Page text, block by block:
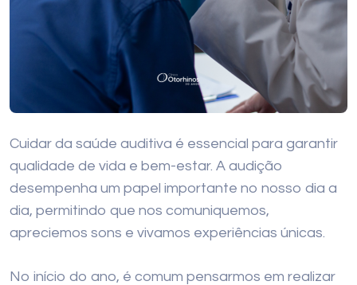
Cuidar da saúde auditiva é essencial para garantir
qualidade de vida e bem-estar. A audição
desempenha um papel importante no nosso dia a
dia, permitindo que nos comuniquemos,
apreciemos sons e vivamos experiências únicas.
No início do ano, é comum pensarmos em realizar